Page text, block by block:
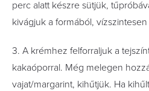
perc alatt készre sütjük,
kivágjuk a formából,
3. A krémhez felforraljuk a
kakaóporral. Még melegen
vajat/margarint, kihűtjük. Ha